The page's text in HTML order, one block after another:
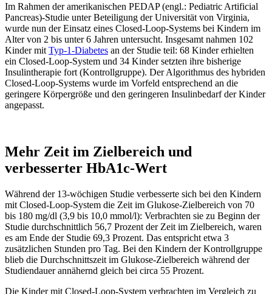
Im Rahmen der amerikanischen PEDAP (engl.: Pediatric Artificial
Pancreas)-Studie unter Beteiligung der Universität von Virginia,
wurde nun der Einsatz eines Closed-Loop-Systems bei Kindern im
Alter von 2 bis unter 6 Jahren untersucht. Insgesamt nahmen 102
Kinder mit Typ-1-Diabetes an der Studie teil: 68 Kinder erhielten
ein Closed-Loop-System und 34 Kinder setzten ihre bisherige
Insulintherapie fort (Kontrollgruppe). Der Algorithmus des hybriden
Closed-Loop-Systems wurde im Vorfeld entsprechend an die
geringere Körpergröße und den geringeren Insulinbedarf der Kinder
angepasst.
Mehr Zeit im Zielbereich und
verbesserter HbA1c-Wert
Während der 13-wöchigen Studie verbesserte sich bei den Kindern
mit Closed-Loop-System die Zeit im Glukose-Zielbereich von 70
bis 180 mg/dl (3,9 bis 10,0 mmol/l): Verbrachten sie zu Beginn der
Studie durchschnittlich 56,7 Prozent der Zeit im Zielbereich, waren
es am Ende der Studie 69,3 Prozent. Das entspricht etwa 3
zusätzlichen Stunden pro Tag. Bei den Kindern der Kontrollgruppe
blieb die Durchschnittszeit im Glukose-Zielbereich während der
Studiendauer annähernd gleich bei circa 55 Prozent.
Die Kinder mit Closed-Loop-System verbrachten im Vergleich zu